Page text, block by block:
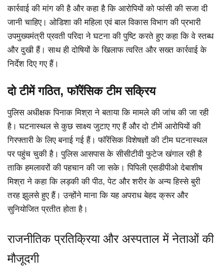
कार्रवाई की मांग की है और कहा है कि आरोपियों को फांसी की सजा दी
जानी चाहिए। ओडिशा की महिला एवं बाल विकास विभाग की प्रभारी
उपमुख्यमंत्री प्रवती परिदा ने घटना की पुष्टि करते हुए कहा कि वे स्तब्ध
और दुखी हैं। साथ ही दोषियों के खिलाफ त्वरित और सख्त कार्रवाई के
निर्देश दिए गए हैं।
दो टीमें गठित, फॉरेंसिक टीम सक्रिय
पुलिस अधीक्षक पिनाक मिश्रा ने बताया कि मामले की जांच की जा रही
है। घटनास्थल से कुछ साक्ष्य जुटाए गए हैं और दो टीमें आरोपियों की
गिरफ्तारी के लिए बनाई गई हैं। फॉरेंसिक विशेषज्ञों की टीम घटनास्थल
पर पहुंच चुकी है। पुलिस आसपास के सीसीटीवी फुटेज खंगाल रही है
ताकि हमलावरों की पहचान की जा सके। पिपिली एसडीपीओ देबाशीष
मिश्रा ने कहा कि लड़की की पीठ, पेट और शरीर के अन्य हिस्से बुरी
तरह झुलसे हुए हैं। उन्होंने माना कि यह अपराध बेहद क्रूर और
सुनियोजित प्रतीत होता है।
राजनीतिक प्रतिक्रिया और अस्पताल में नेताओं की
मौजूदगी